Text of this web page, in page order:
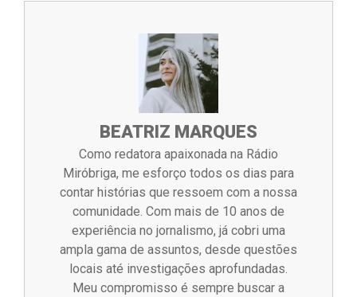
BEATRIZ MARQUES
Como redatora apaixonada na Rádio
Miróbriga, me esforço todos os dias para
contar histórias que ressoem com a nossa
comunidade. Com mais de 10 anos de
experiência no jornalismo, já cobri uma
ampla gama de assuntos, desde questões
locais até investigações aprofundadas.
Meu compromisso é sempre buscar a